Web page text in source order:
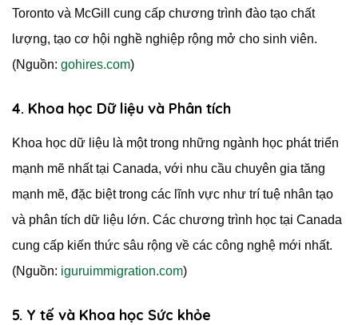
Toronto và McGill cung cấp chương trình đào tạo chất
lượng, tạo cơ hội nghề nghiệp rộng mở cho sinh viên.
(Nguồn: gohires.com)
4. Khoa học Dữ liệu và Phân tích
Khoa học dữ liệu là một trong những ngành học phát triển
mạnh mẽ nhất tại Canada, với nhu cầu chuyên gia tăng
mạnh mẽ, đặc biệt trong các lĩnh vực như trí tuệ nhân tạo
và phân tích dữ liệu lớn. Các chương trình học tại Canada
cung cấp kiến thức sâu rộng về các công nghệ mới nhất.
(Nguồn: iguruimmigration.com)
5. Y tế và Khoa học Sức khỏe